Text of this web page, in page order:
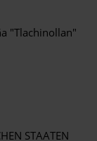
"Tlachinollan"
STAATEN